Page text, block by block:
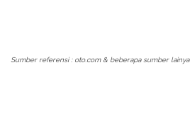
Sumber referensi : oto.com & beberapa sumber lainya